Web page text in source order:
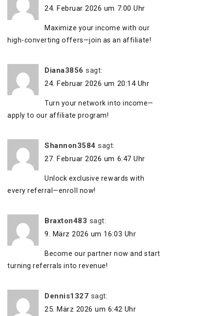
24. Februar 2026 um 7:00 Uhr
Maximize your income with our
high-converting offers—join as an affiliate!
Diana3856 sagt:
24. Februar 2026 um 20:14 Uhr
Turn your network into income—
apply to our affiliate program!
Shannon3584 sagt:
27. Februar 2026 um 6:47 Uhr
Unlock exclusive rewards with
every referral—enroll now!
Braxton483 sagt:
9. März 2026 um 16:03 Uhr
Become our partner now and start
turning referrals into revenue!
Dennis1327 sagt:
25. März 2026 um 6:42 Uhr